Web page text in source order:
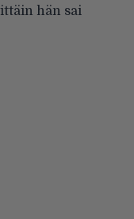
hän sai